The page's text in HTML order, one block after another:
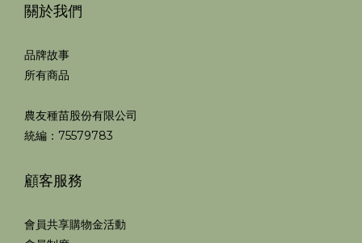
關於我們
品牌故事
所有商品
農友種苗股份有限公司
統編：75579783
顧客服務
會員共享購物金活動